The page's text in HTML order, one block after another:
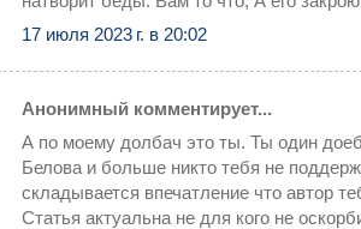
17 июля 2023 г. в 20:02
Анонимный комментирует...
А по моему долбач это ты. Ты один
Белова и больше никто тебя не
складывается впечатление что автор
Статья актуальна не для кого не